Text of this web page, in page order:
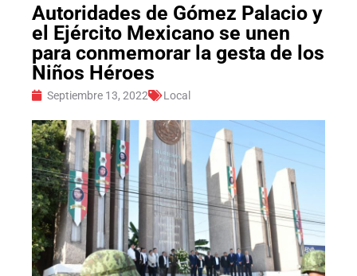
Autoridades de Gómez Palacio y
el Ejército Mexicano se unen
para conmemorar la gesta de los
Niños Héroes
Septiembre 13, 2022 Local